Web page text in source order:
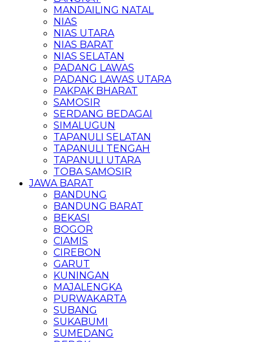
MANDAILING NATAL
NIAS
NIAS UTARA
NIAS BARAT
NIAS SELATAN
PADANG LAWAS
PADANG LAWAS UTARA
PAKPAK BHARAT
SAMOSIR
SERDANG BEDAGAI
SIMALUGUN
TAPANULI SELATAN
TAPANULI TENGAH
TAPANULI UTARA
TOBA SAMOSIR
JAWA BARAT
BANDUNG
BANDUNG BARAT
BEKASI
BOGOR
CIAMIS
CIREBON
GARUT
KUNINGAN
MAJALENGKA
PURWAKARTA
SUBANG
SUKABUMI
SUMEDANG